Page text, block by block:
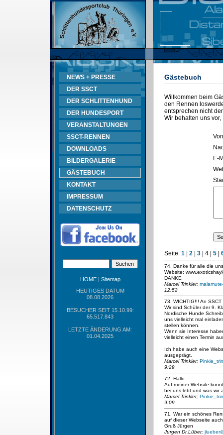
NEWS + PRESSE
DER SSCT
DER SCHLITTENHUND
DER HUNDESPORT
VERANSTALTUNGEN
SSCT-RENNEN
DOWNLOADS
BILDERGALERIE
GÄSTEBUCH
KONTAKT
IMPRESSUM
DATENSCHUTZ
HOME| Sitemap
HEUTIGES DATUM
08.08.2026
BESUCHER SEIT 15.10.99:
65.517.843
LETZTE ÄNDERUNG AM:
01.04.2025
Gästebuch
Willkommen beim
den Rennen
entsprechen nicht
Wir behalten uns
E-
Seite: 1 2 3 4 5
74. Danke für alle die
Website:
DANKE
Marcel Trinkler;
12:52
73. WICHTIG!!! An SSCT
Wir sind Schüler der 9.
Nordische Hunde
uns vielleicht mal
stellen können.
Wenn sie Interesse
vielleicht einen Termin
Ich habe auch eine
ausgeprägt.
Marcel Trinkler;
9:29
72. Hallo
Auf meiner Website
bei uns lebt und was wir
Marcel Trinkler;
9:09
71. War ein schönes
auf dieser Webseite
Gruß Jürgen
Jürgen Dr.Lüber;